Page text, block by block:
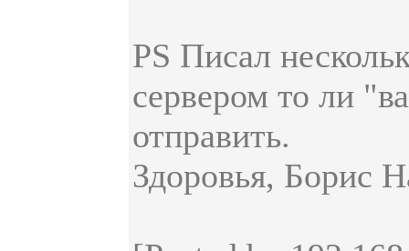
PS Писал
сервером то ли
отправить.
Здоровья, Борис